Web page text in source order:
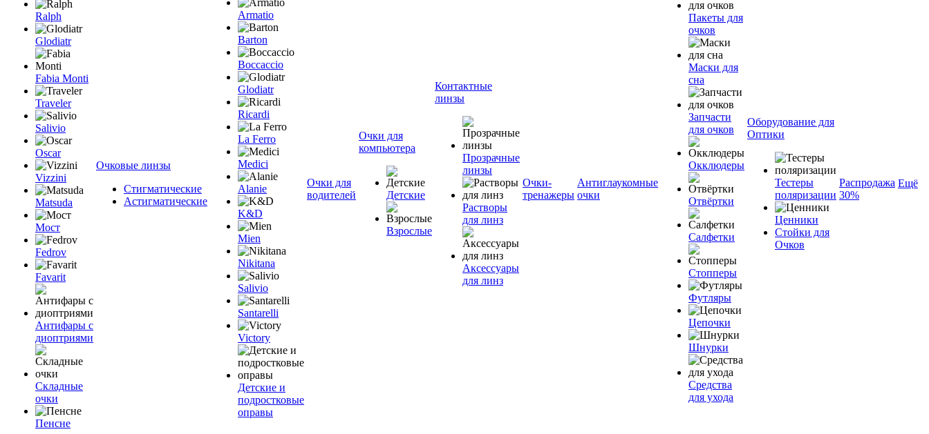
Ralph
Glodiatr
Fabia Monti
Traveler
Salivio
Oscar
Vizzini
Matsuda
Мост
Fedrov
Favarit
Антифары с
диоптриями
Складные
очки
Пенсне
Очковые линзы
Стигматические
Астигматические
Armatio
Barton
Boccaccio
Glodiatr
Ricardi
La Ferro
Medici
Alanie
K&D
Mien
Nikitana
Salivio
Santarelli
Victory
Детские и
подростковые
оправы
Очки для
водителей
Очки для
компьютера
Детские
Взрослые
Контактные
линзы
Прозрачные
линзы
Растворы
для линз
Аксессуары
для линз
Очки-
тренажеры
Антиглаукомные
очки
Пакеты для
очков
Маски для
сна
Запчасти
для очков
Окклюдеры
Отвёртки
Салфетки
Стопперы
Футляры
Цепочки
Шнурки
Средства
для ухода
Оборудование для
Оптики
Тестеры
поляризации
Ценники
Стойки для
Очков
Распродажа
30%
Ещё